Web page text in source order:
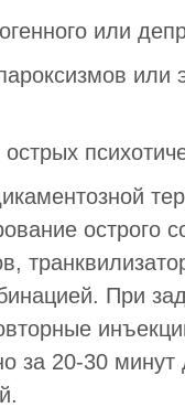
или
или
острого
При
за 20-30 минут